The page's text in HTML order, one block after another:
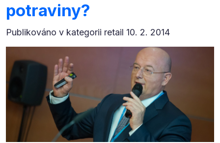
potraviny?
Publikováno v kategorii retail 10. 2. 2014